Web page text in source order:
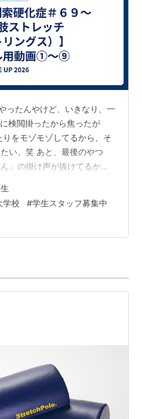
ったんやけど、いきなり、一
検閲掛ったから焦ったが
をモゾモゾしてるから、そ
い。笑 あと、最後のやつ
」の掛け声が抜けてるから
んでした。 大変よくできま
【下肢ストレッチ（ハムス
レッチ（ハムストリング
（ハムストリングス）】③
…
学校 #学生スタッフ募集中